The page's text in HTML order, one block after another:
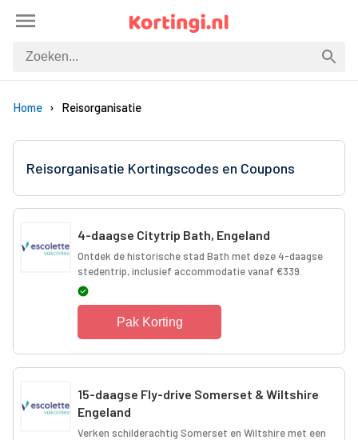
Home Reisorganisatie
Reisorganisatie Kortingscodes en Coupons
4-daagse Citytrip Bath, Engeland
Ontdek de historische stad Bath met deze 4-daagse
stedentrip, inclusief accommodatie vanaf €339.
Pak Korting
15-daagse Fly-drive Somerset & Wiltshire
Engeland
Verken schilderachtig Somerset en Wiltshire met een